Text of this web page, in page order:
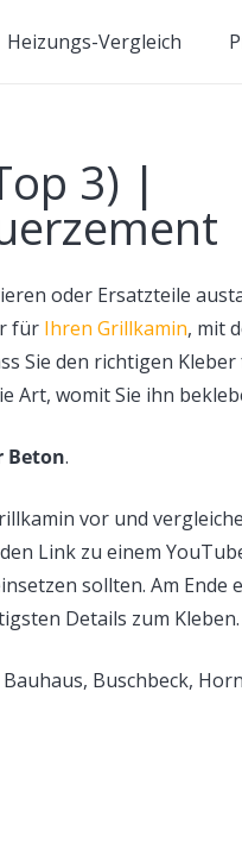
Heizungs-Vergleich
3) |
oder Ersatzteile
für Ihren Grillkamin, mit
Sie den richtigen
Art, womit Sie ihn
Beton.
vor und
Link zu einem
sollten. Am Ende
Details zum Kleben.
Buschbeck,